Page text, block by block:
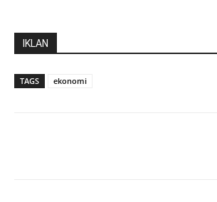
IKLAN
TAGS ekonomi